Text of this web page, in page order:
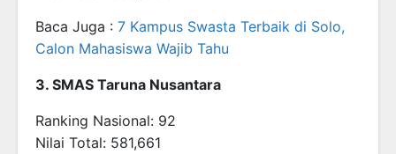
Baca Juga : 7 Kampus Swasta Terbaik di Solo,
Calon Mahasiswa Wajib Tahu
3. SMAS Taruna Nusantara
Ranking Nasional: 92
Nilai Total: 581,661